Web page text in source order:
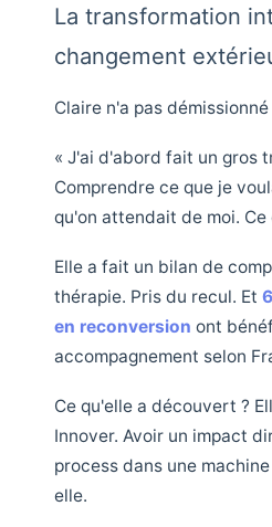
La transformation
changement
Claire n'a pas
« J'ai d'abord fait un gros
Comprendre ce que je
qu'on attendait de moi. Ce
Elle a fait un bilan de
thérapie. Pris du recul. Et
en reconversion ont
accompagnement selon
Ce qu'elle a découvert ?
Innover. Avoir un impact
process dans une
elle.